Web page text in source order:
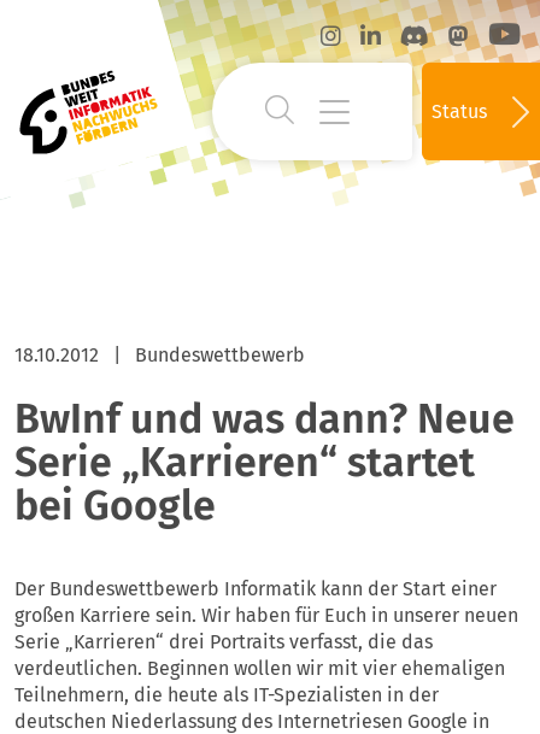
Status
18.10.2012 Bundeswettbewerb
BwInf und was dann? Neue
Serie „Karrieren“ startet
bei Google
Der Bundeswettbewerb Informatik kann der Start einer
großen Karriere sein. Wir haben für Euch in unserer neuen
Serie „Karrieren“ drei Portraits verfasst, die das
verdeutlichen. Beginnen wollen wir mit vier ehemaligen
Teilnehmern, die heute als IT-Spezialisten in der
deutschen Niederlassung des Internetriesen Google in